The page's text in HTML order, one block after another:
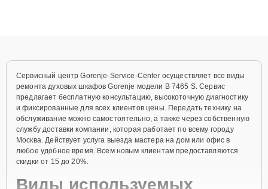
Сервисный центр Gorenje-Service-Center осуществляет все виды
ремонта духовых шкафов Gorenje модели B 7465 S. Сервис
предлагает бесплатную консультацию, высокоточную диагностику
и фиксированные для всех клиентов цены. Передать технику на
обслуживание можно самостоятельно, а также через собственную
службу доставки компании, которая работает по всему городу
Москва. Действует услуга выезда мастера на дом или офис в
любое удобное время. Всем новым клиентам предоставляются
скидки от 15 до 20%.
Виды используемых